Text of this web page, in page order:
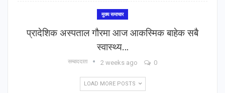
मुख्य समाचार
प्रादेशिक अस्पताल गौरमा आज आकस्मिक बाहेक सबै
स्वास्थ्य…
सम्बाददाता 2 weeks ago 0
LOAD MORE POSTS